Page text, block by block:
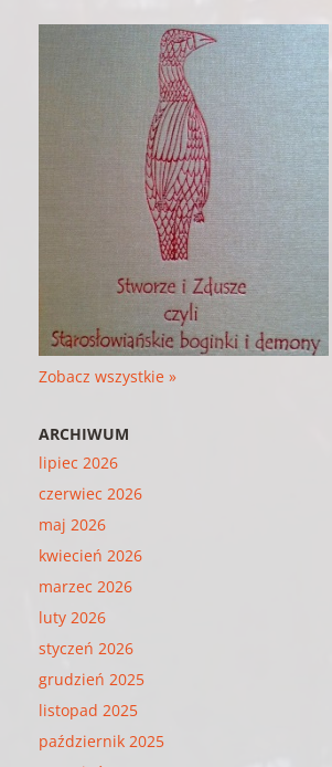
Zobacz wszystkie »
ARCHIWUM
lipiec 2026
czerwiec 2026
maj 2026
kwiecień 2026
marzec 2026
luty 2026
styczeń 2026
grudzień 2025
listopad 2025
październik 2025